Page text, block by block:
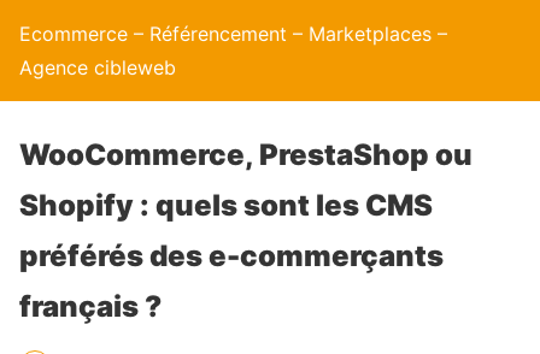
Ecommerce – Référencement – Marketplaces –
Agence cibleweb
WooCommerce, PrestaShop ou
Shopify : quels sont les CMS
préférés des e-commerçants
français ?